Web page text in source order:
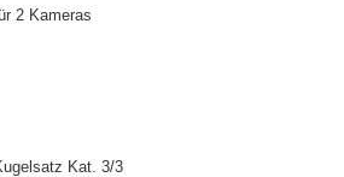
2 Kameras
Kat. 3/3